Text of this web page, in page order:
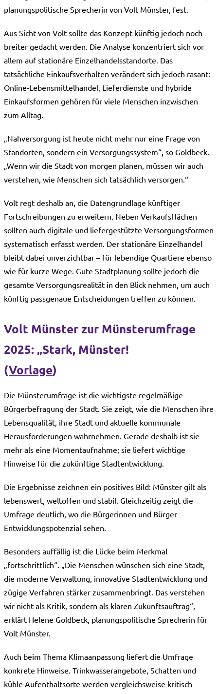
planungspolitische Sprecherin von Volt Münster, fest.
Aus Sicht von Volt sollte das Konzept künftig jedoch noch
breiter gedacht werden. Die Analyse konzentriert sich vor
allem auf stationäre Einzelhandelsstandorte. Das
tatsächliche Einkaufsverhalten verändert sich jedoch rasant:
Online-Lebensmittelhandel, Lieferdienste und hybride
Einkaufsformen gehören für viele Menschen inzwischen
zum Alltag.
„Nahversorgung ist heute nicht mehr nur eine Frage von
Standorten, sondern ein Versorgungssystem“, so Goldbeck.
„Wenn wir die Stadt von morgen planen, müssen wir auch
verstehen, wie Menschen sich tatsächlich versorgen.“
Volt regt deshalb an, die Datengrundlage künftiger
Fortschreibungen zu erweitern. Neben Verkaufsflächen
sollten auch digitale und liefergestützte Versorgungsformen
systematisch erfasst werden. Der stationäre Einzelhandel
bleibt dabei unverzichtbar – für lebendige Quartiere ebenso
wie für kurze Wege. Gute Stadtplanung sollte jedoch die
gesamte Versorgungsrealität in den Blick nehmen, um auch
künftig passgenaue Entscheidungen treffen zu können.
Volt Münster zur Münsterumfrage
2025: „Stark, Münster!
(Vorlage)
Die Münsterumfrage ist die wichtigste regelmäßige
Bürgerbefragung der Stadt. Sie zeigt, wie die Menschen ihre
Lebensqualität, ihre Stadt und aktuelle kommunale
Herausforderungen wahrnehmen. Gerade deshalb ist sie
mehr als eine Momentaufnahme; sie liefert wichtige
Hinweise für die zukünftige Stadtentwicklung.
Die Ergebnisse zeichnen ein positives Bild: Münster gilt als
lebenswert, weltoffen und stabil. Gleichzeitig zeigt die
Umfrage deutlich, wo die Bürgerinnen und Bürger
Entwicklungspotenzial sehen.
Besonders auffällig ist die Lücke beim Merkmal
„fortschrittlich“. „Die Menschen wünschen sich eine Stadt,
die moderne Verwaltung, innovative Stadtentwicklung und
zügige Verfahren stärker zusammenbringt. Das verstehen
wir nicht als Kritik, sondern als klaren Zukunftsauftrag“,
erklärt Helene Goldbeck, planungspolitische Sprecherin für
Volt Münster.
Auch beim Thema Klimaanpassung liefert die Umfrage
konkrete Hinweise. Trinkwasserangebote, Schatten und
kühle Aufenthaltsorte werden vergleichsweise kritisch